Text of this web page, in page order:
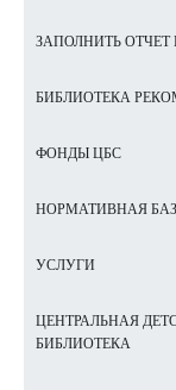
ЗАПОЛНИТЬ ОТЧЕТ
БИБЛИОТЕКА
ФОНДЫ ЦБС
НОРМАТИВНАЯ
УСЛУГИ
ЦЕНТРАЛЬНАЯ
БИБЛИОТЕКА